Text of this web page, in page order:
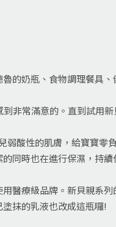
的奶瓶、食物調理餐具
非常滿意的。直到試用
酸性的肌膚，給寶寶零
同時也在進行保濕，持
醫療級品牌。新貝親系
抹的乳液也改成這瓶囉!